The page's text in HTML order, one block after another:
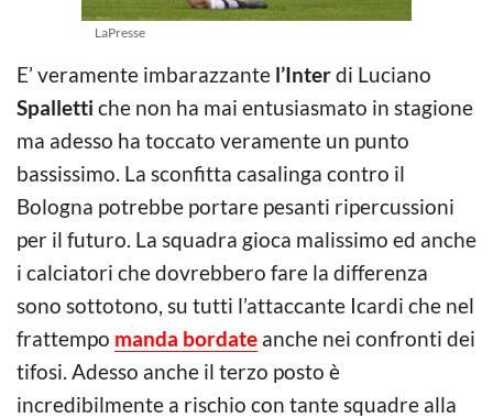
LaPresse
E’ veramente imbarazzante l’Interdi Luciano
Spalletti che non ha mai entusiasmato in stagione
ma adesso ha toccato veramente un punto
bassissimo. La sconfitta casalinga contro il
Bologna potrebbe portare pesanti ripercussioni
per il futuro. La squadra gioca malissimo ed anche
i calciatori che dovrebbero fare la differenza
sono sottotono, su tutti l’attaccante Icardi che nel
frattempo manda bordate anche nei confronti dei
tifosi. Adesso anche il terzo posto è
incredibilmente a rischio con tante squadre alla